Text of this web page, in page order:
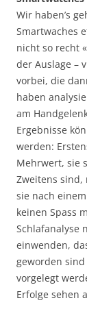
Wir haben’s
Smartwaches
nicht so recht
der Auslage –
vorbei, die
haben
am
Ergebnisse
werden:
Mehrwert, sie
Zweitens sind,
sie nach
keinen Spass
Schlafanalyse
einwenden,
geworden
vorgelegt
Erfolge sehen